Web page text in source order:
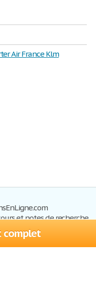
complet
Air France Klm
et notes de recherche